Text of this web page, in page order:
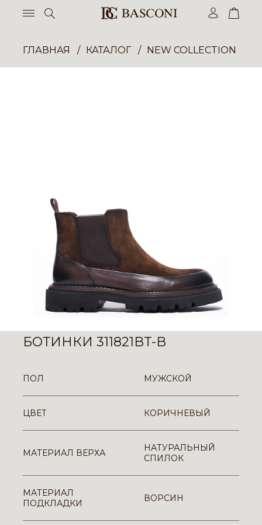
ГЛАВНАЯ КАТАЛОГ NEW COLLECTION
БОТИНКИ 311821BT-B
ПОЛ МУЖСКОЙ
ЦВЕТ КОРИЧНЕВЫЙ
МАТЕРИАЛ ВЕРХА
НАТУРАЛЬНЫЙ
СПИЛОК
МАТЕРИАЛ
ПОДКЛАДКИ
ВОРСИН